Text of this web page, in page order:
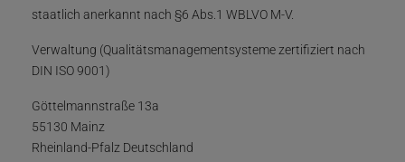
staatlich anerkannt nach §6 Abs.1 WBLVO M-V.
Verwaltung (Qualitätsmanagementsysteme zertifiziert nach
DIN ISO 9001)
Göttelmannstraße 13a
55130 Mainz
Rheinland-Pfalz Deutschland